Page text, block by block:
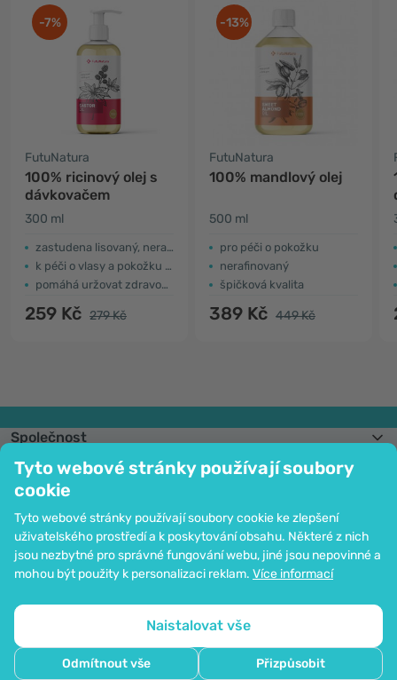
Tyto webové stránky používají soubory
cookie
Tyto webové stránky používají soubory cookie ke zlepšení
uživatelského prostředí a k poskytování obsahu. Některé z nich
jsou nezbytné pro správné fungování webu, jiné jsou nepovinné a
mohou být použity k personalizaci reklam. Více informací
Naistalovat vše
Odmítnout vše Přizpůsobit
-7%
FutuNatura
100% ricinový olej s
dávkovačem
300 ml
zastudena lisovaný, nerafinovaný
k péči o vlasy a pokožku hlavy
pomáhá uržovat zdravou pokožku
259 Kč 279 Kč
-13%
FutuNatura
100% mandlový olej
500 ml
​pro péči o pokožku
nerafinovaný
špičková kvalita
389 Kč 449 Kč
Společnost
Informace
Připojte se k nám
Pomoc a objednávky
Možnost platby kartou. Ochrana osobních údajů zaručena pomocí šifrování
SSL.
Mapa stránek